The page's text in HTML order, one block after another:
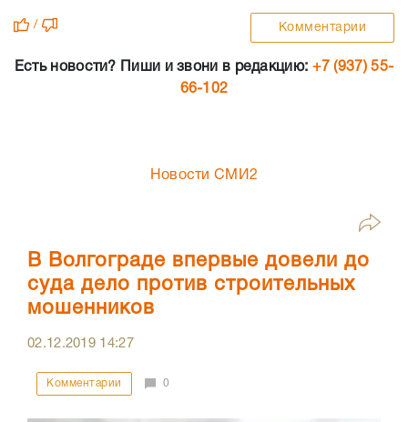
/ Комментарии
Есть новости? Пиши и звони в редакцию: +7 (937) 55-
66-102
Новости СМИ2
В Волгограде впервые довели до
суда дело против строительных
мошенников
02.12.2019 14:27
Комментарии 0